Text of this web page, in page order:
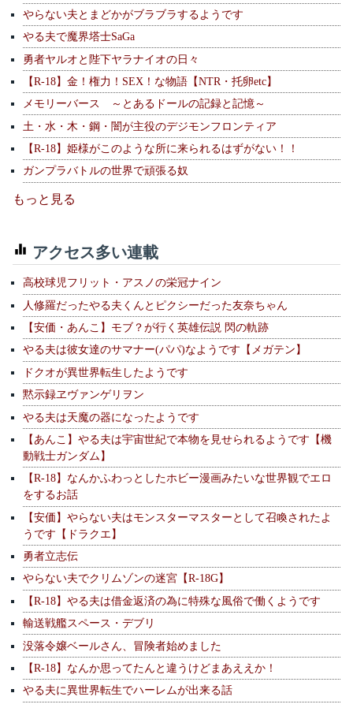
やらない夫とまどかがブラブラするようです
やる夫で魔界塔士SaGa
勇者ヤルオと陛下ヤラナイオの日々
【R-18】金！権力！SEX！な物語【NTR・托卵etc】
メモリーバース ～とあるドールの記録と記憶～
土・水・木・鋼・闇が主役のデジモンフロンティア
【R-18】姫様がこのような所に来られるはずがない！！
ガンプラバトルの世界で頑張る奴
もっと見る
アクセス多い連載
高校球児フリット・アスノの栄冠ナイン
人修羅だったやる夫くんとピクシーだった友奈ちゃん
【安価・あんこ】モブ？が行く英雄伝説 閃の軌跡
やる夫は彼女達のサマナー(パパ)なようです【メガテン】
ドクオが異世界転生したようです
黙示録ヱヴァンゲリヲン
やる夫は天魔の器になったようです
【あんこ】やる夫は宇宙世紀で本物を見せられるようです【機
動戦士ガンダム】
【R-18】なんかふわっとしたホビー漫画みたいな世界観でエロ
をするお話
【安価】やらない夫はモンスターマスターとして召喚されたよ
うです【ドラクエ】
勇者立志伝
やらない夫でクリムゾンの迷宮【R-18G】
【R-18】やる夫は借金返済の為に特殊な風俗で働くようです
輸送戦艦スペース・デブリ
没落令嬢ベールさん、冒険者始めました
【R-18】なんか思ってたんと違うけどまあええか！
やる夫に異世界転生でハーレムが出来る話